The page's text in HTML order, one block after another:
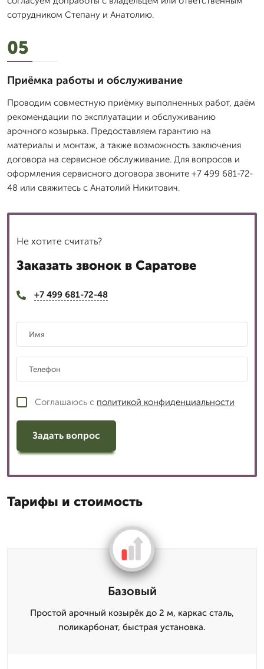
сотрудником Степану и Анатолию.
05
Приёмка работы и обслуживание
Проводим совместную приёмку выполненных работ, даём
рекомендации по эксплуатации и обслуживанию
арочного козырька. Предоставляем гарантию на
материалы и монтаж, а также возможность заключения
договора на сервисное обслуживание. Для вопросов и
оформления сервисного договора звоните +7 499 681-72-
48 или свяжитесь с Анатолий Никитович.
Не хотите считать?
Заказать звонок в Саратове
+7 499 681-72-48
Соглашаюсь с политикой конфиденциальности
Задать вопрос
Тарифы и стоимость
Базовый
Простой арочный козырёк до 2 м, каркас сталь,
поликарбонат, быстрая установка.